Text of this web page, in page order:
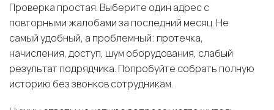
Проверка простая. Выберите один адрес с
повторными жалобами за последний месяц. Не
самый удобный, а проблемный: протечка,
начисления, доступ, шум оборудования, слабый
результат подрядчика. Попробуйте собрать полную
историю без звонков сотрудникам.